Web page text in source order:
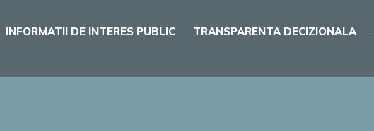
INFORMATII DE INTERES PUBLIC TRANSPARENTA DECIZIONALA